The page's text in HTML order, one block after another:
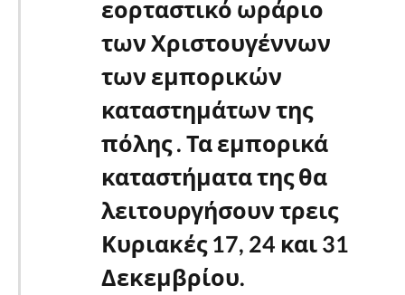
εορταστικό ωράριο
των Χριστουγέννων
των εμπορικών
καταστημάτων της
πόλης . Τα εμπορικά
καταστήματα της θα
λειτουργήσουν τρεις
Κυριακές 17, 24 και 31
Δεκεμβρίου.